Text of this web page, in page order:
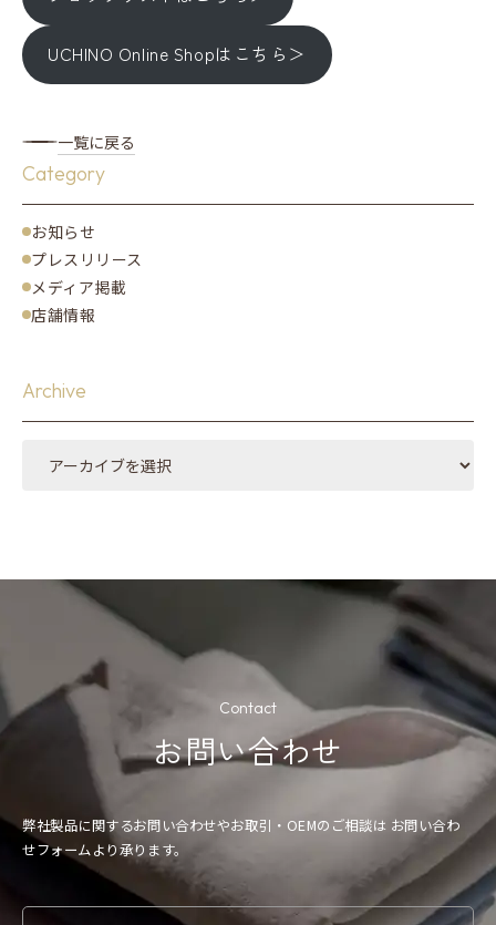
UCHINO Online Shopはこちら＞
一覧に戻る
Category
お知らせ
プレスリリース
メディア掲載
店舗情報
Archive
Contact
お問い合わせ
弊社製品に関するお問い合わせやお取引・OEMのご相談は お問い合わ
せフォームより承ります。